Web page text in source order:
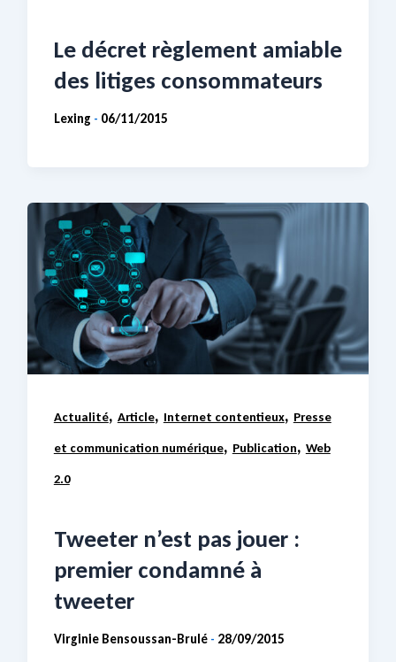
Le décret règlement amiable
des litiges consommateurs
Lexing - 06/11/2015
Actualité, Article, Internet contentieux, Presse
et communication numérique, Publication, Web
2.0
Tweeter n’est pas jouer :
premier condamné à
tweeter
Virginie Bensoussan-Brulé - 28/09/2015